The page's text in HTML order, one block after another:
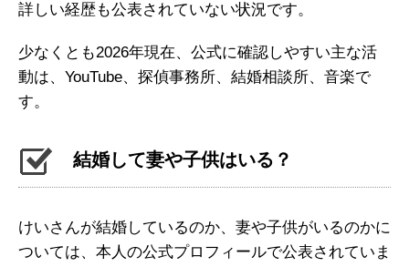
詳しい経歴も公表されていない状況です。
少なくとも2026年現在、公式に確認しやすい主な活
動は、YouTube、探偵事務所、結婚相談所、音楽で
す。
結婚して妻や子供はいる？
けいさんが結婚しているのか、妻や子供がいるのかに
ついては、本人の公式プロフィールで公表されていま